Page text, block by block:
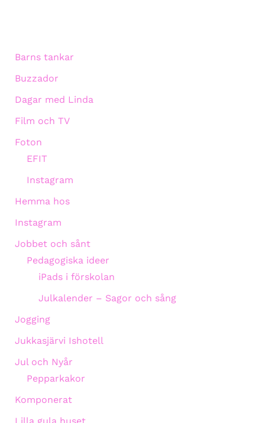
Barns tankar
Buzzador
Dagar med Linda
Film och TV
Foton
EFIT
Instagram
Hemma hos
Instagram
Jobbet och sånt
Pedagogiska ideer
iPads i förskolan
Julkalender – Sagor och sång
Jogging
Jukkasjärvi Ishotell
Jul och Nyår
Pepparkakor
Komponerat